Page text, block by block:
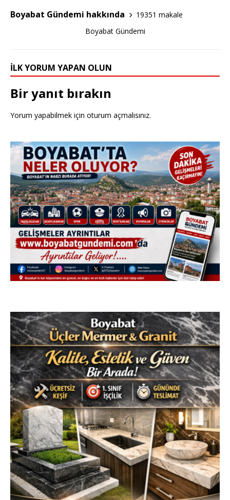
o
Boyabat Gündemi hakkında
19351 makale
Boyabat Gündemi
İLK YORUM YAPAN OLUN
Bir yanıt bırakın
Yorum yapabilmek için oturum açmalısınız.